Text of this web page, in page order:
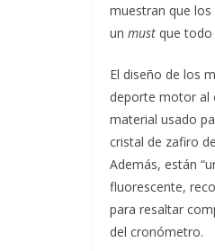
muestran que
un must que todo
El diseño de los
deporte motor al
material usado
cristal de zafiro
Además, están
fluorescente,
para resaltar
del cronómetro.